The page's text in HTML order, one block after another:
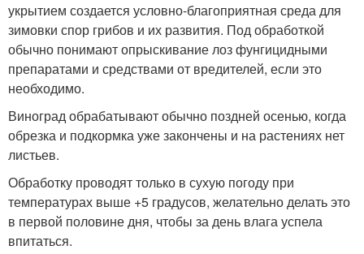
укрытием создается условно-благоприятная среда для
зимовки спор грибов и их развития. Под обработкой
обычно понимают опрыскивание лоз фунгицидными
препаратами и средствами от вредителей, если это
необходимо.
Виноград обрабатывают обычно поздней осенью, когда
обрезка и подкормка уже закончены и на растениях нет
листьев.
Обработку проводят только в сухую погоду при
температурах выше +5 градусов, желательно делать это
в первой половине дня, чтобы за день влага успела
впитаться.